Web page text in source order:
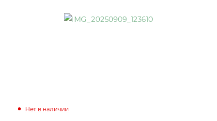
Нет в наличии